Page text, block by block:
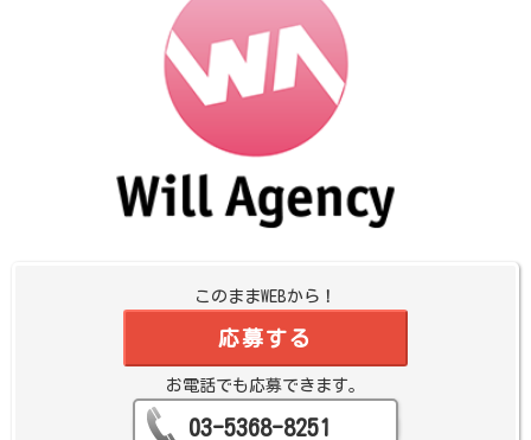
このままWEBから！
応募する
お電話でも応募できます。
03-5368-8251